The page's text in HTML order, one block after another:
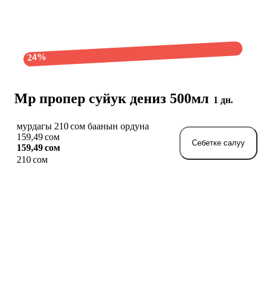
Мр пропер суйук дениз 500мл 1 дн.
24%
мурдагы 210 сом баанын ордуна
159,49 сом
159,49 сом
210 сом
Себетке салуу